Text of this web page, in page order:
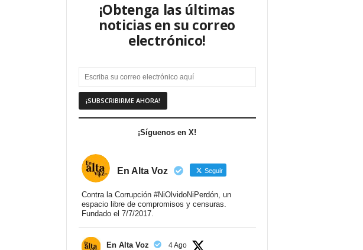
¡Obtenga las últimas
noticias en su correo
electrónico!
¡Síguenos en X!
En Alta Voz Seguir
Contra la Corrupción #NiOlvidoNiPerdón, un
espacio libre de compromisos y censuras.
Fundado el 7/7/2017.
En Alta Voz 4 Ago